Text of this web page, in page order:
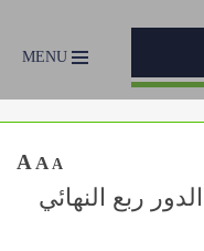
MENU
A A A
ربع النهائي